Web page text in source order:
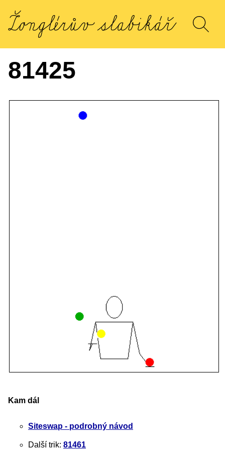
81425
Kam dál
Siteswap - podrobný návod
Další trik: 81461